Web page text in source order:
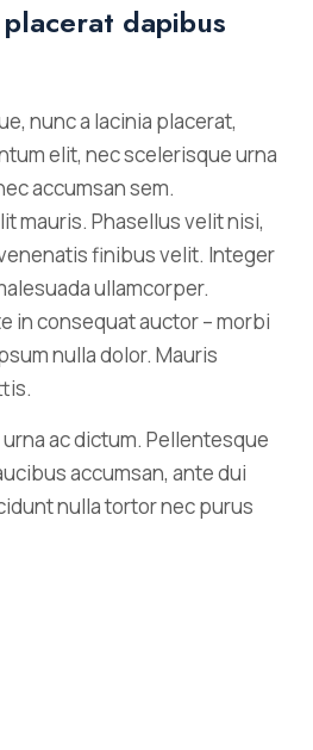
dapibus
nunc a lacinia placerat,
elit, nec scelerisque urna
accumsan sem.
mauris. Phasellus velit nisi,
finibus velit. Integer
ullamcorper.
in consequat auctor – morbi
nulla dolor. Mauris
ac dictum. Pellentesque
accumsan, ante dui
nulla tortor nec purus